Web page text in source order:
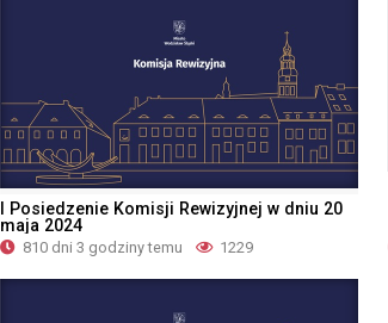
I Posiedzenie Komisji Rewizyjnej w dniu 20
maja 2024
810 dni 3 godziny temu 1229